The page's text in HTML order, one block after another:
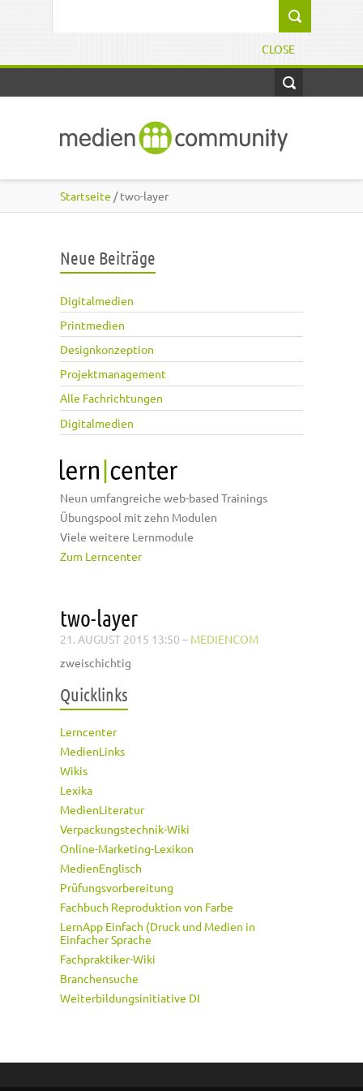
CLOSE
Startseite / two-layer
Neue Beiträge
Digitalmedien
Printmedien
Designkonzeption
Projektmanagement
Alle Fachrichtungen
Digitalmedien
Neun umfangreiche web-based Trainings
Übungspool mit zehn Modulen
Viele weitere Lernmodule
Zum Lerncenter
two-layer
21. AUGUST 2015 13:50 – MEDIENCOM
zweischichtig
Quicklinks
Lerncenter
MedienLinks
Wikis
Lexika
MedienLiteratur
Verpackungstechnik-Wiki
Online-Marketing-Lexikon
MedienEnglisch
Prüfungsvorbereitung
Fachbuch Reproduktion von Farbe
LernApp Einfach (Druck und Medien in
Einfacher Sprache
Fachpraktiker-Wiki
Branchensuche
Weiterbildungsinitiative DI